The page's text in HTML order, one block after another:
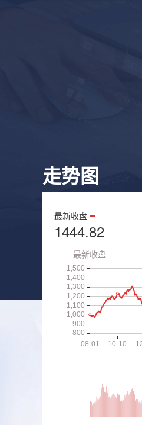
走势图
最新收盘
1444.82